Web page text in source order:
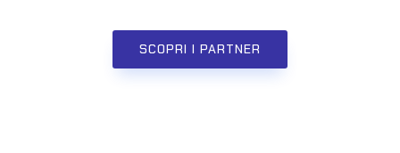
SCOPRI I PARTNER